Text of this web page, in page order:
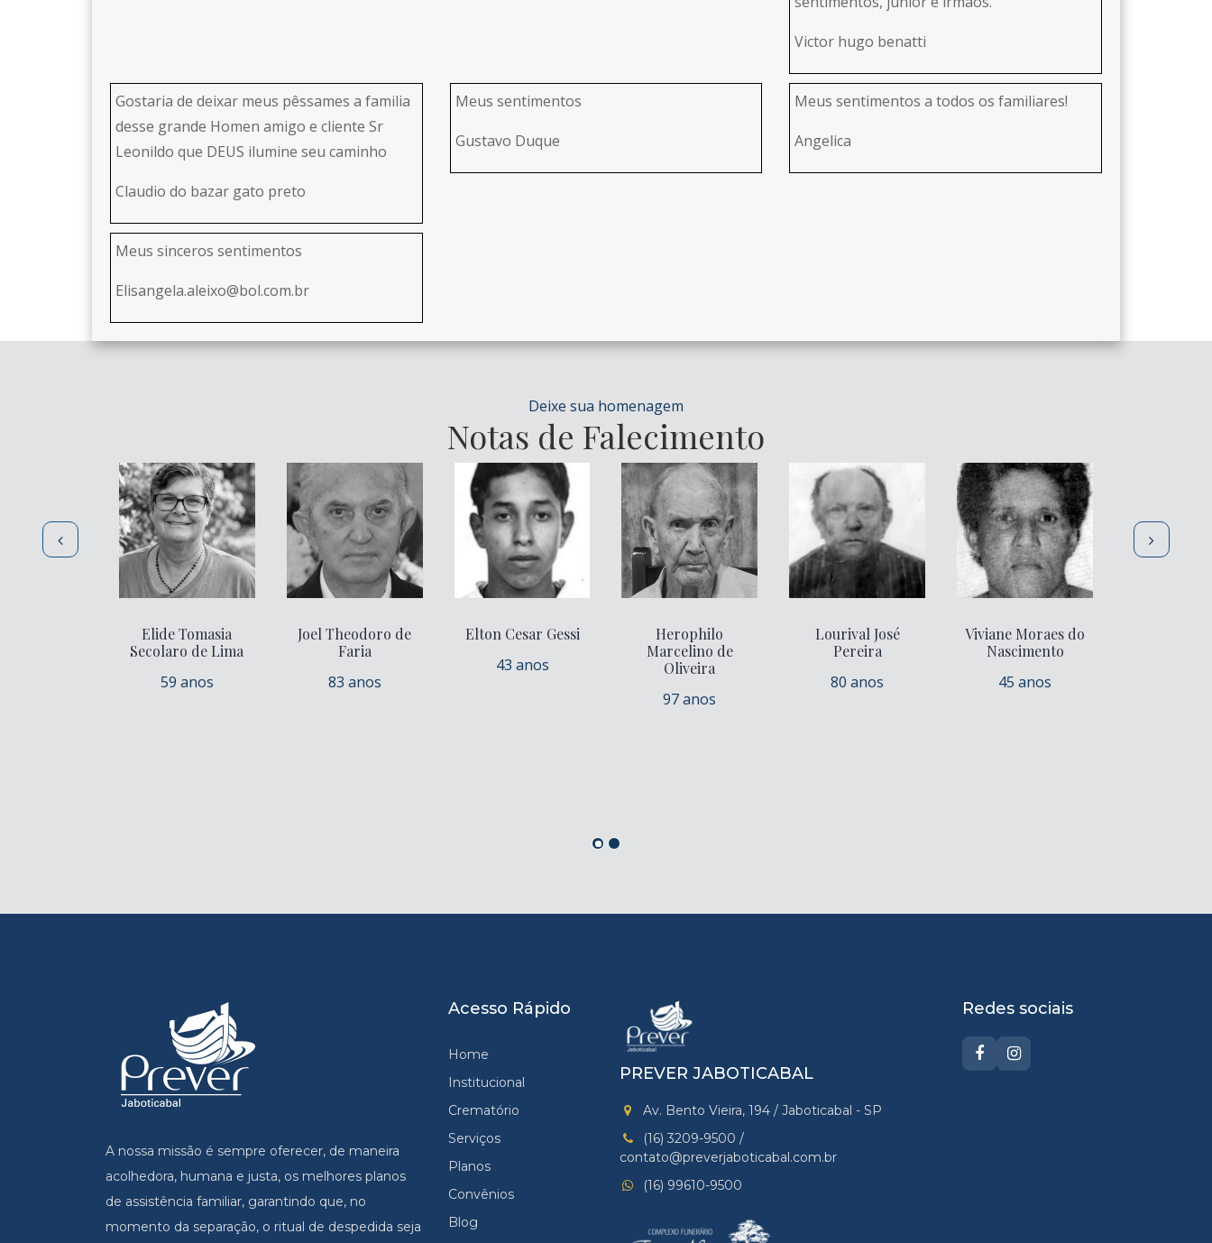
Victor hugo benatti
Gostaria de deixar meus pêssames a familia
desse grande Homen amigo e cliente Sr
Leonildo que DEUS ilumine seu caminho
Claudio do bazar gato preto
Meus sentimentos
Gustavo Duque
Meus sentimentos a todos os familiares!
Angelica
Meus sinceros sentimentos
Elisangela.aleixo@bol.com.br
Deixe sua homenagem
Notas de Falecimento
Elide Tomasia
Secolaro de Lima
59 anos
Joel Theodoro de
Faria
83 anos
Elton Cesar Gessi
43 anos
Herophilo
Marcelino de
Oliveira
97 anos
Lourival José
Pereira
80 anos
Viviane Moraes do
Nascimento
45 anos
A nossa missão é sempre oferecer, de maneira
acolhedora, humana e justa, os melhores planos
de assistência familiar, garantindo que, no
momento da separação, o ritual de despedida seja
Acesso Rápido
Home
Institucional
Crematório
Serviços
Planos
Convênios
Blog
PREVER JABOTICABAL
Av. Bento Vieira, 194 / Jaboticabal - SP
(16) 3209-9500 /
contato@preverjaboticabal.com.br
(16) 99610-9500
Redes sociais